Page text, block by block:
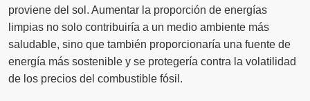
proviene del sol. Aumentar la proporción de energías
limpias no solo contribuiría a un medio ambiente más
saludable, sino que también proporcionaría una fuente de
energía más sostenible y se protegería contra la volatilidad
de los precios del combustible fósil.